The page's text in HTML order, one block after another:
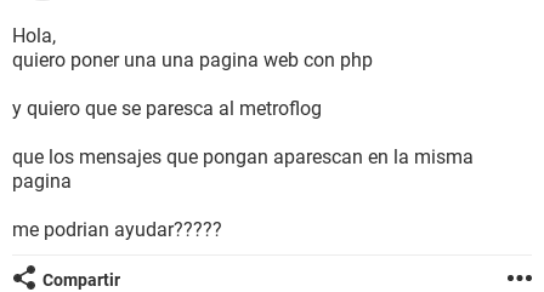
Hola,
quiero poner una una pagina web con php
y quiero que se paresca al metroflog
que los mensajes que pongan aparescan en la misma
pagina
me podrian ayudar?????
Compartir